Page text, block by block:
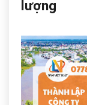
lượng